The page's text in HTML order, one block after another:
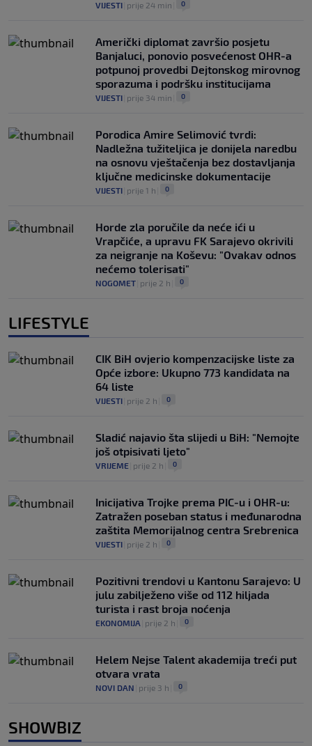
VIJESTI prije 24 min 0
Američki diplomat završio posjetu
Banjaluci, ponovio posvećenost OHR-a
potpunoj provedbi Dejtonskog mirovnog
sporazuma i podršku institucijama
VIJESTI prije 34 min 0
Porodica Amire Selimović tvrdi:
Nadležna tužiteljica je donijela naredbu
na osnovu vještačenja bez dostavljanja
ključne medicinske dokumentacije
VIJESTI prije 1 h 0
Horde zla poručile da neće ići u
Vrapčiće, a upravu FK Sarajevo okrivili
za neigranje na Koševu: "Ovakav odnos
nećemo tolerisati"
NOGOMET prije 2 h 0
LIFESTYLE
CIK BiH ovjerio kompenzacijske liste za
Opće izbore: Ukupno 773 kandidata na
64 liste
VIJESTI prije 2 h 0
Sladić najavio šta slijedi u BiH: "Nemojte
još otpisivati ljeto"
VRIJEME prije 2 h 0
Inicijativa Trojke prema PIC-u i OHR-u:
Zatražen poseban status i međunarodna
zaštita Memorijalnog centra Srebrenica
VIJESTI prije 2 h 0
Pozitivni trendovi u Kantonu Sarajevo: U
julu zabilježeno više od 112 hiljada
turista i rast broja noćenja
EKONOMIJA prije 2 h 0
Helem Nejse Talent akademija treći put
otvara vrata
NOVI DAN prije 3 h 0
SHOWBIZ